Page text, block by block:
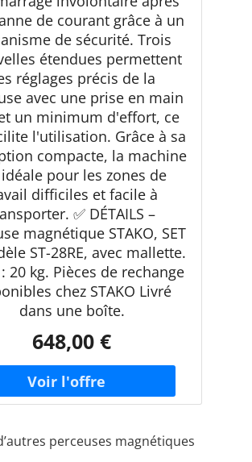
de courant grâce à un
de sécurité. Trois
étendues permettent
réglages précis de la
avec une prise en main
un minimum d'effort, ce
l'utilisation. Grâce à sa
compacte, la machine
pour les zones de
difficiles et facile à
✅ DÉTAILS –
magnétique STAKO, SET
ST-28RE, avec mallette.
20 kg. Pièces de rechange
chez STAKO Livré
dans une boîte.
648,00 €
perceuses magnétiques